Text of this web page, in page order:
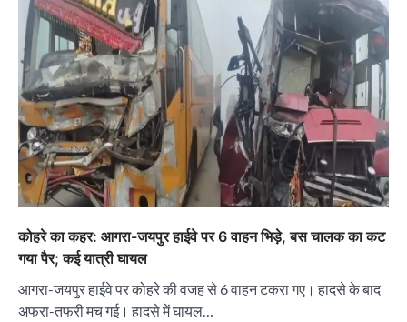
कोहरे का कहर: आगरा-जयपुर हाईवे पर 6 वाहन भिड़े, बस चालक का कट
गया पैर; कई यात्री घायल
आगरा-जयपुर हाईवे पर कोहरे की वजह से 6 वाहन टकरा गए। हादसे के बाद
अफरा-तफरी मच गई। हादसे में घायल…